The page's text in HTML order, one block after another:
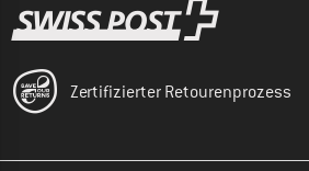
Zertifizierter Retourenprozess